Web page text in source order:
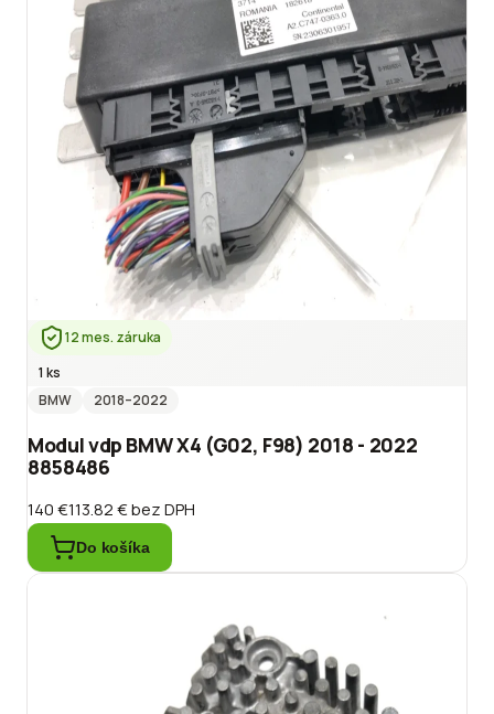
12 mes. záruka
1 ks
BMW
2018–2022
Modul vdp BMW X4 (G02, F98) 2018 - 2022
8858486
140 €113.82 €bez DPH
Do košíka